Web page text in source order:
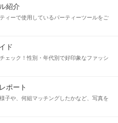
紹介
ィーで使用しているパーティーツールをご
ド
ェック！性別・年代別で好印象なファッシ
ポート
子や、何組マッチングしたかなど、写真を